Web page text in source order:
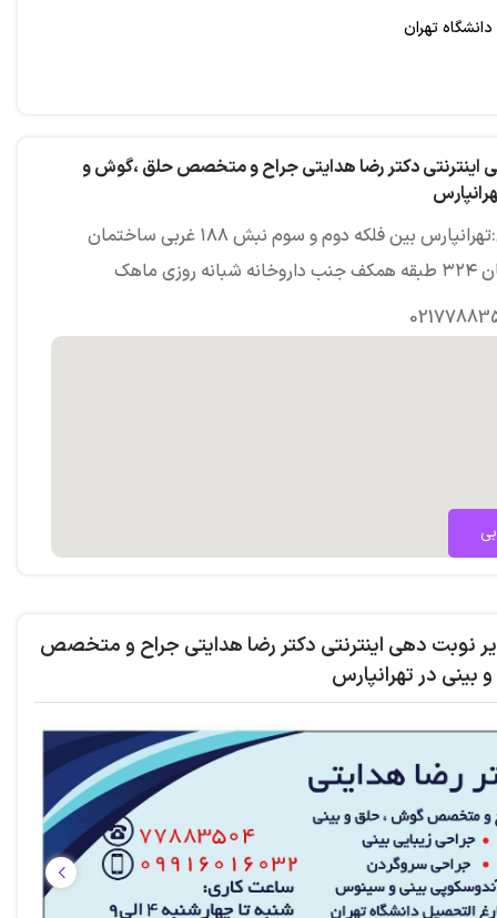
تهران
اینترنتی دکتر رضا هدایتی جراح و متخصص حلق ،گوش و
آدرس:تهرانپارس بین فلکه دوم و سوم نبش ۱۸۸ غربی ساختمان
روزی ماهک
نوبت دهی اینترنتی دکتر رضا هدایتی جراح و متخصص
در تهرانپارس